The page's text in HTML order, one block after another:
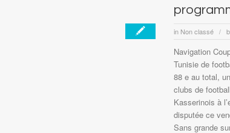
in Non classé /
Navigation
Tunisie de
88 e au total,
clubs de
Kasserinois à
disputée ce
Sans grande